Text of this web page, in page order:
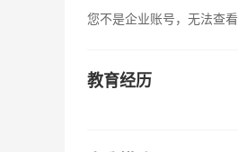
您不是企业账号，无法查看
教育经历